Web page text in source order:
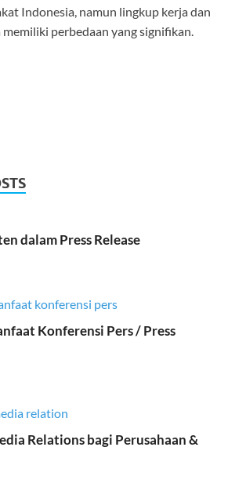
Indonesia, namun lingkup kerja dan
perbedaan yang signifikan.
dalam Press Release
Konferensi Pers / Press
Relations bagi Perusahaan &